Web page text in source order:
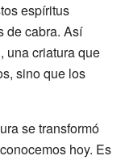
espíritus
de cabra. Así
una criatura que
sino que los
se transformó
hoy. Es